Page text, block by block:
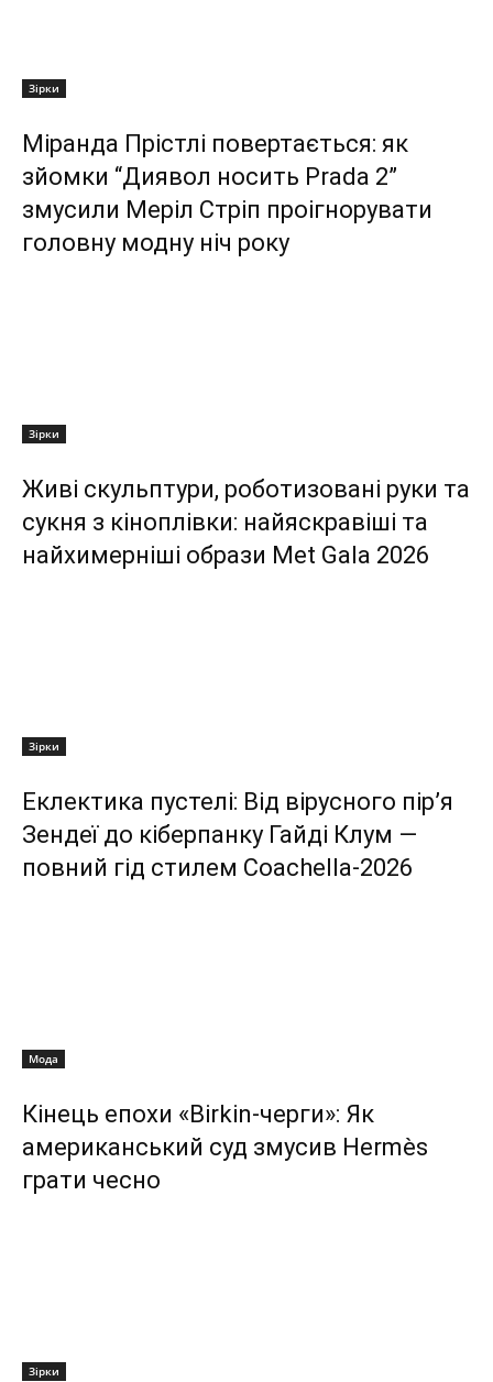
Зірки
Міранда Прістлі повертається: як
зйомки “Диявол носить Prada 2”
змусили Меріл Стріп проігнорувати
головну модну ніч року
Зірки
Живі скульптури, роботизовані руки та
сукня з кіноплівки: найяскравіші та
найхимерніші образи Met Gala 2026
Зірки
Еклектика пустелі: Від вірусного пір’я
Зендеї до кіберпанку Гайді Клум —
повний гід стилем Coachella-2026
Мода
Кінець епохи «Birkin-черги»: Як
американський суд змусив Hermès
грати чесно
Зірки